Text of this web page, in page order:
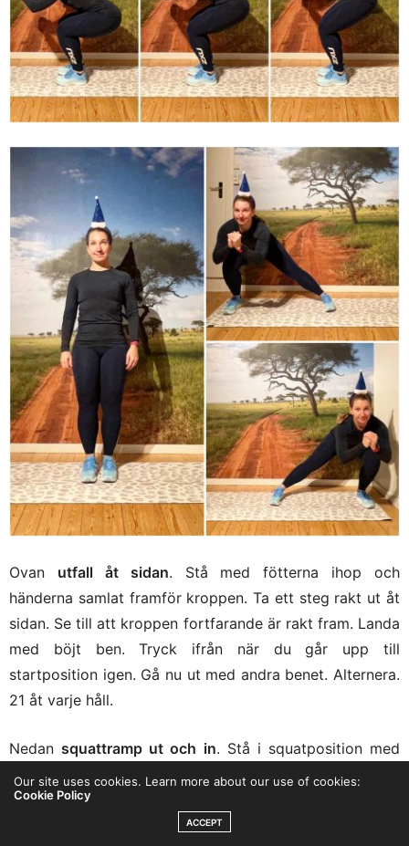
Ovan utfall åt sidan. Stå med fötterna ihop och
händerna samlat framför kroppen. Ta ett steg rakt ut åt
sidan. Se till att kroppen fortfarande är rakt fram. Landa
med böjt ben. Tryck ifrån när du går upp till
startposition igen. Gå nu ut med andra benet. Alternera.
21 åt varje håll.
Nedansquattramp ut och in. Stå i squatposition med
fötterna nästan ihop. Behåll kroppen i squatposition
hela tiden. Ta ett steg ut åt sidan med höger ben. Ta ett
steg ut åt sidan med vänster ben. Ta ett steg in, tillbaka
Our site uses cookies. Learn more about our use of cookies:
Cookie Policy
ACCEPT